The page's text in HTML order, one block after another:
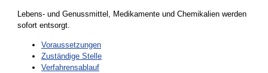
Lebens- und Genussmittel, Medikamente und Chemikalien werden
sofort entsorgt.
Voraussetzungen
Zuständige Stelle
Verfahrensablauf